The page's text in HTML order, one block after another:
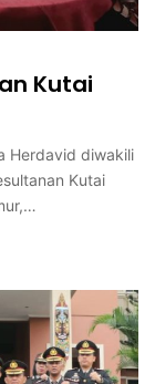
Kutai
Herdavid diwakili
Kutai